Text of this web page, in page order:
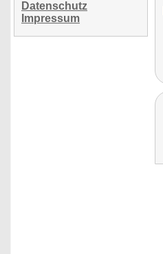
Datenschutz
Impressum